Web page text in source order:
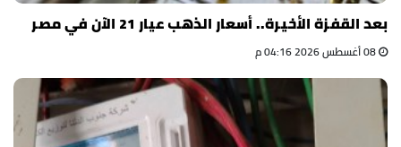
بعد القفزة الأخيرة.. أسعار الذهب عيار 21 الآن في مصر